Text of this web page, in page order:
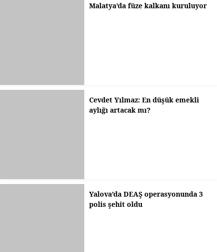
Malatya’da füze kalkanı kuruluyor
Cevdet Yılmaz: En düşük emekli
aylığı artacak mı?
Yalova’da DEAŞ operasyonunda 3
polis şehit oldu